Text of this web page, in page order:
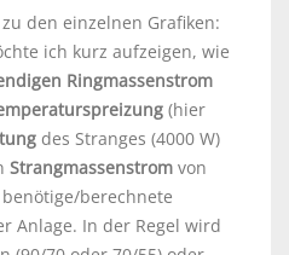
den einzelnen Grafiken:
ich kurz aufzeigen, wie
Ringmassenstrom
(hier
des Stranges (4000 W)
Strangmassenstrom von
berechnete
Anlage. In der Regel wird